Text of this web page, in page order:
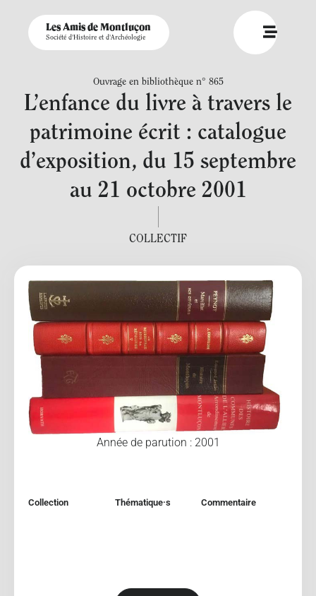
Les Amis de Montluçon
Société d'Histoire et d'Archéologie
Ouvrage en bibliothèque n° 865
L’enfance du livre à travers le
patrimoine écrit : catalogue
d’exposition, du 15 septembre
au 21 octobre 2001
COLLECTIF
Année de parution : 2001
Collection Thématique·s Commentaire